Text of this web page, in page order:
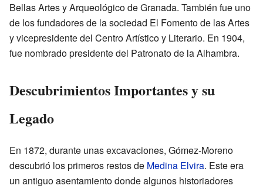
Bellas Artes y Arqueológico de Granada. También fue uno
de los fundadores de la sociedad El Fomento de las Artes
y vicepresidente del Centro Artístico y Literario. En 1904,
fue nombrado presidente del Patronato de la Alhambra.
Descubrimientos Importantes y su
Legado
En 1872, durante unas excavaciones, Gómez-Moreno
descubrió los primeros restos de Medina Elvira. Este era
un antiguo asentamiento donde algunos historiadores